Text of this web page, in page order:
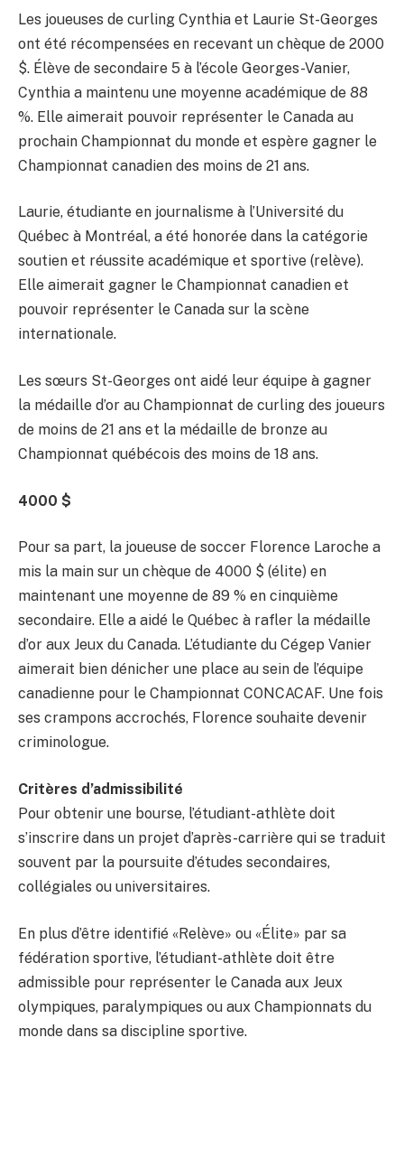
Les joueuses de curling Cynthia et Laurie St-Georges
ont été récompensées en recevant un chèque de 2000
$. Élève de secondaire 5 à l’école Georges-Vanier,
Cynthia a maintenu une moyenne académique de 88
%. Elle aimerait pouvoir représenter le Canada au
prochain Championnat du monde et espère gagner le
Championnat canadien des moins de 21 ans.
Laurie, étudiante en journalisme à l’Université du
Québec à Montréal, a été honorée dans la catégorie
soutien et réussite académique et sportive (relève).
Elle aimerait gagner le Championnat canadien et
pouvoir représenter le Canada sur la scène
internationale.
Les sœurs St-Georges ont aidé leur équipe à gagner
la médaille d’or au Championnat de curling des joueurs
de moins de 21 ans et la médaille de bronze au
Championnat québécois des moins de 18 ans.
4000 $
Pour sa part, la joueuse de soccer Florence Laroche a
mis la main sur un chèque de 4000 $ (élite) en
maintenant une moyenne de 89 % en cinquième
secondaire. Elle a aidé le Québec à rafler la médaille
d’or aux Jeux du Canada. L’étudiante du Cégep Vanier
aimerait bien dénicher une place au sein de l’équipe
canadienne pour le Championnat CONCACAF. Une fois
ses crampons accrochés, Florence souhaite devenir
criminologue.
Critères d’admissibilité
Pour obtenir une bourse, l’étudiant-athlète doit
s’inscrire dans un projet d’après-carrière qui se traduit
souvent par la poursuite d’études secondaires,
collégiales ou universitaires.
En plus d’être identifié «Relève» ou «Élite» par sa
fédération sportive, l’étudiant-athlète doit être
admissible pour représenter le Canada aux Jeux
olympiques, paralympiques ou aux Championnats du
monde dans sa discipline sportive.